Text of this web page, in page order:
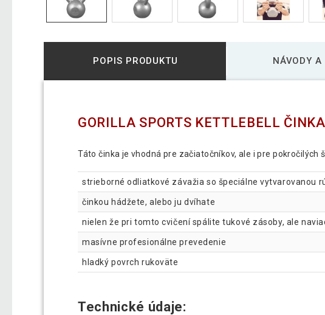
POPIS PRODUKTU NÁVODY A
GORILLA SPORTS KETTLEBELL
Táto činka je vhodná pre začiatočníkov, ale i pre pokročilých
strieborné odliatkové závažia so špeciálne vytvarovanou
činkou hádžete, alebo ju dvíhate
nielen že pri tomto cvičení spálite tukové zásoby, ale
masívne profesionálne prevedenie
hladký povrch rukoväte
Technické údaje: